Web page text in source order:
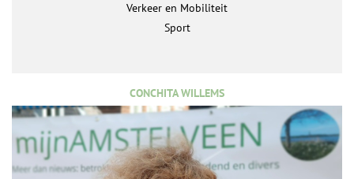
Verkeer en Mobiliteit
Sport
CONCHITA WILLEMS